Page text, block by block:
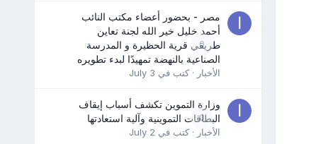
0
مصر - بحضور أعضاء مكتب النائب
أحمد خليل خير الله لجنة تعاين
طريقي قرية الحظيرة و المدرسة
الصناعية بالنهضة تمهيدًا لبدء تطويره
الأخبار · كتب في July 3
0
وزارة التموين تكشف أسباب إيقاف
البطاقات التموينية وآلية استعادتها
الأخبار · كتب في July 2